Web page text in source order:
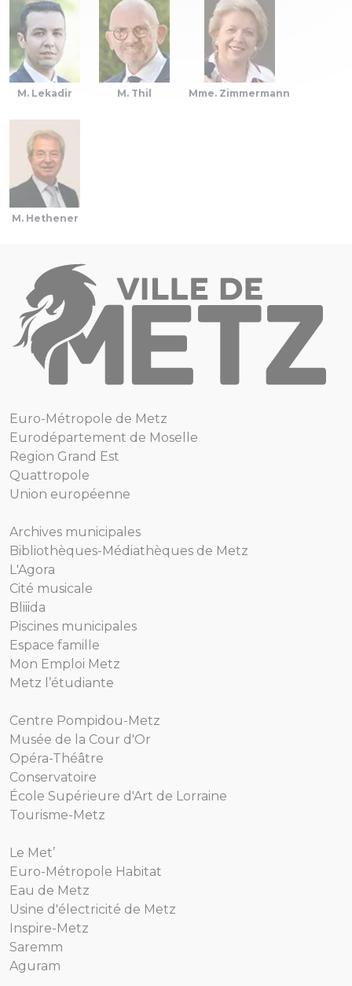
M. Lekadir M. Thil Mme. Zimmermann
M. Hethener
Euro-Métropole de Metz
Eurodépartement de Moselle
Region Grand Est
Quattropole
Union européenne
Archives municipales
Bibliothèques-Médiathèques de Metz
L'Agora
Cité musicale
Bliiida
Piscines municipales
Espace famille
Mon Emploi Metz
Metz l’étudiante
Centre Pompidou-Metz
Musée de la Cour d'Or
Opéra-Théâtre
Conservatoire
École Supérieure d'Art de Lorraine
Tourisme-Metz
Le Met’
Euro-Métropole Habitat
Eau de Metz
Usine d'électricité de Metz
Inspire-Metz
Saremm
Aguram